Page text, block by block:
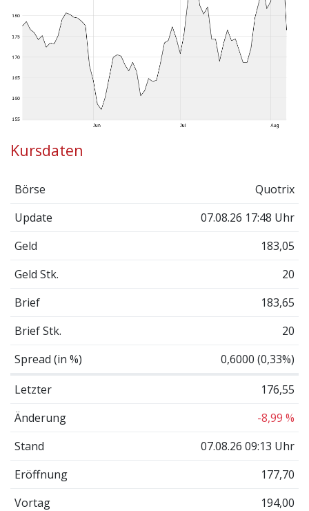
Kursdaten
Börse
Quotrix
Update
07.08.26 17:48 Uhr
Geld
183,05
Geld Stk.
20
Brief
183,65
Brief Stk.
20
Spread (in %)
0,6000 (0,33%)
Letzter
176,55
Änderung
-8,99 %
Stand
07.08.26 09:13 Uhr
Eröffnung
177,70
Vortag
194,00